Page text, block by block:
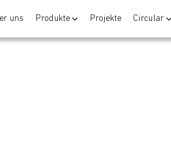
uns Produkte Projekte Circular